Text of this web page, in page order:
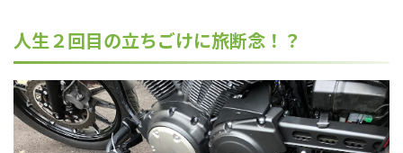
人生２回目の立ちごけに旅断念！？